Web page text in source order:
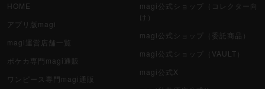
HOME
アプリ版magi
magi運営店舗一覧
ポケカ専門magi通販
ワンピース専門magi通販
magi公式ショップ（コレクター向
け）
magi公式ショップ（委託商品）
magi公式ショップ（VAULT）
magi公式X